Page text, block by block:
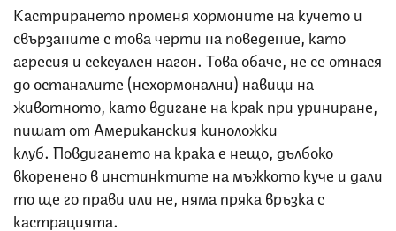
Кастрирането променя хормоните на кучето и
свързаните с това черти на поведение, като
агресия и сексуален нагон. Това обаче, не се отнася
до останалите (нехормонални) навици на
животното, като вдигане на крак при уриниране,
пишат от Американския киноложки
клуб. Повдигането на крака е нещо, дълбоко
вкоренено в инстинктите на мъжкото куче и дали
то ще го прави или не, няма пряка връзка с
кастрацията.